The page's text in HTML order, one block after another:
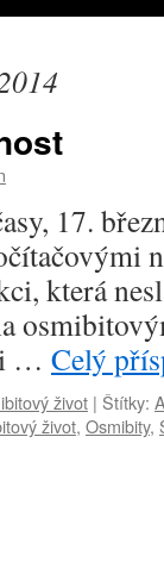
17.
která
… Celý
život | Štítky:
život, Osmibity,